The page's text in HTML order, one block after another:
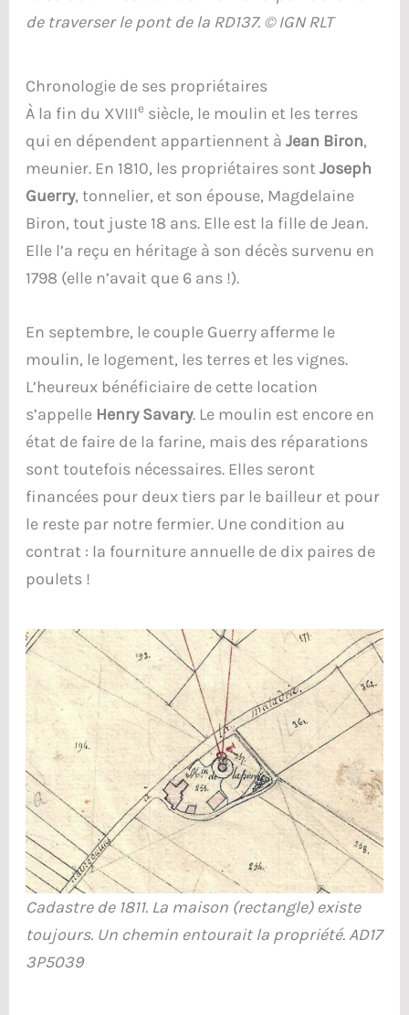
de traverser le pont de la RD137. © IGN RLT
Chronologie de ses propriétaires
À la fin du XVIIIe siècle, le moulin et les terres
qui en dépendent appartiennent à Jean Biron,
meunier. En 1810, les propriétaires sontJoseph
Guerry, tonnelier, et son épouse, Magdelaine
Biron, tout juste 18 ans. Elle est la fille de Jean.
Elle l’a reçu en héritage à son décès survenu en
1798 (elle n’avait que 6 ans !).
En septembre, le couple Guerry afferme le
moulin, le logement, les terres et les vignes.
L’heureux bénéficiaire de cette location
s’appelle Henry Savary. Le moulin est encore en
état de faire de la farine, mais des réparations
sont toutefois nécessaires. Elles seront
financées pour deux tiers par le bailleur et pour
le reste par notre fermier. Une condition au
contrat : la fourniture annuelle de dix paires de
poulets !
Cadastre de 1811. La maison (rectangle) existe
toujours. Un chemin entourait la propriété. AD17
3P5039